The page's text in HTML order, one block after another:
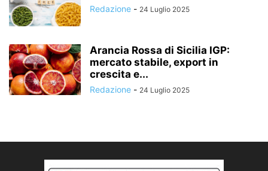
Redazione - 24 Luglio 2025
Arancia Rossa di Sicilia IGP:
mercato stabile, export in
crescita e...
Redazione - 24 Luglio 2025